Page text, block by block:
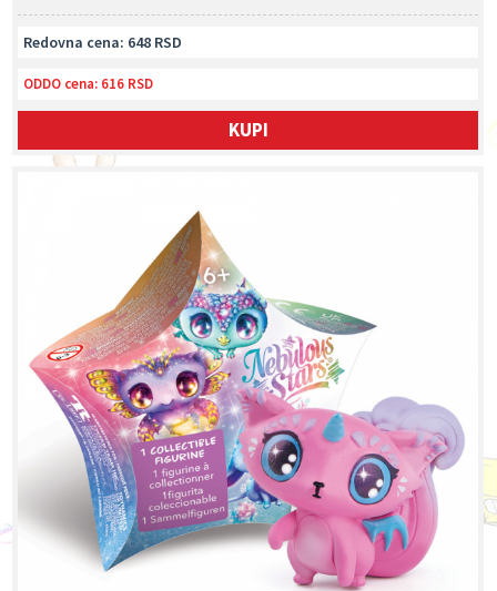
Redovna cena: 648 RSD
ODDO cena: 616 RSD
KUPI